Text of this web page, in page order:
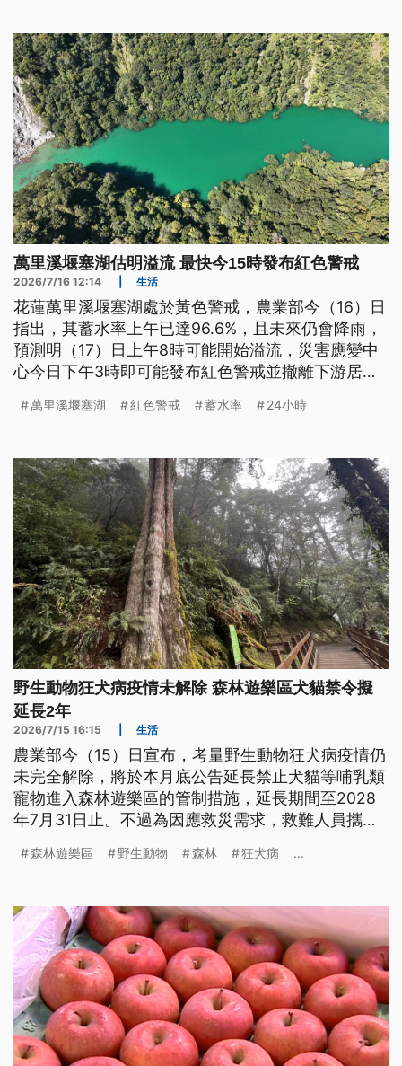
萬里溪堰塞湖估明溢流 最快今15時發布紅色警戒
2026/7/16 12:14 生活
花蓮萬里溪堰塞湖處於黃色警戒，農業部今（16）日
指出，其蓄水率上午已達96.6%，且未來仍會降雨，
預測明（17）日上午8時可能開始溢流，災害應變中
心今日下午3時即可能發布紅色警戒並撤離下游居
萬里溪堰塞湖 紅色警戒 蓄水率 24小時
野生動物狂犬病疫情未解除 森林遊樂區犬貓禁令擬
延長2年
2026/7/15 16:15 生活
農業部今（15）日宣布，考量野生動物狂犬病疫情仍
未完全解除，將於本月底公告延長禁止犬貓等哺乳類
寵物進入森林遊樂區的管制措施，延長期間至2028
年7月31日止。不過為因應救災需求，救難人員攜帶
森林遊樂區 野生動物 森林 狂犬病 ...